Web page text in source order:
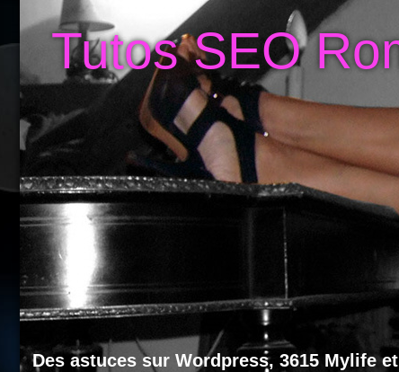
Tutos SEO
Des astuces sur Wordpress, 3615 Mylife